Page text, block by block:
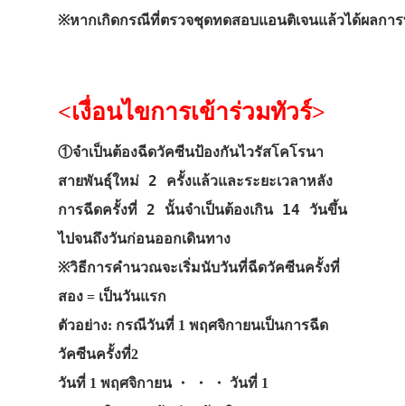
※หากเกิดกรณีที่ตรวจชุดทดสอบแอนติเจนแล้วได้ผลกา
<เงื่อนไขการเข้าร่วมทัวร์>
①จำเป็นต้องฉีดวัคซีนป้องกันไวรัสโคโรนา
สายพันธุ์ใหม่ 2 ครั้งแล้วและระยะเวลาหลัง
การฉีดครั้งที่ 2 นั้นจำเป็นต้องเกิน 14 วันขึ้น
ไปจนถึงวันก่อนออกเดินทาง
※วิธีการคำนวณจะเริ่มนับวันที่ฉีดวัคซีนครั้งที่
สอง = เป็นวันแรก
ตัวอย่าง: กรณีวันที่ 1 พฤศจิกายนเป็นการฉีด
วัคซีนครั้งที่2
วันที่ 1 พฤศจิกายน ・ ・ ・ วันที่ 1